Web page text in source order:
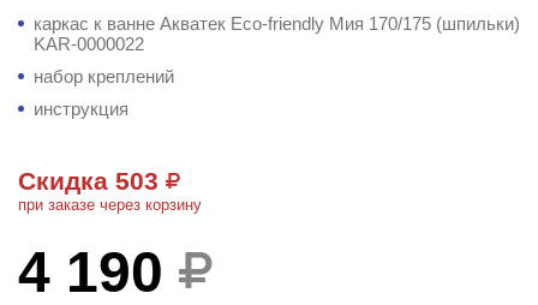
каркас к ванне Акватек Eco-friendly Мия 170/175 (шпильки)
KAR-0000022
набор креплений
инструкция
Скидка 503
при заказе через корзину
4 190